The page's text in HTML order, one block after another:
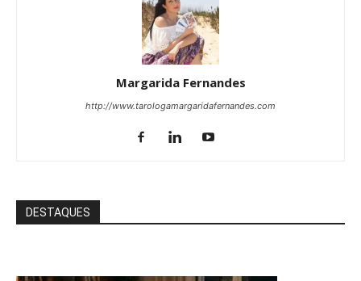
Margarida Fernandes
http://www.tarologamargaridafernandes.com
DESTAQUES